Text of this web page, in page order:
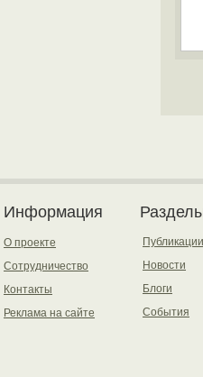
Информация
О проекте
Сотрудничество
Контакты
Реклама на сайте
Публикации
Новости
Блоги
События